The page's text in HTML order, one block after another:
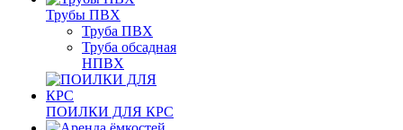
Трубы ПВХ
Труба ПВХ
Труба обсадная
НПВХ
ПОИЛКИ ДЛЯ КРС